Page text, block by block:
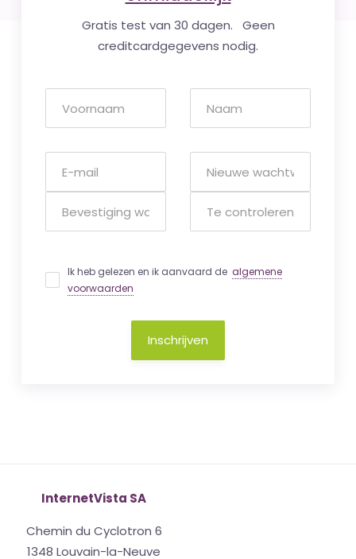
Gratis test van 30 dagen. Geen
creditcardgegevens nodig.
Ik heb gelezen en ik aanvaard de algemene
voorwaarden
Inschrijven
InternetVista SA
Chemin du Cyclotron 6
1348 Louvain-la-Neuve